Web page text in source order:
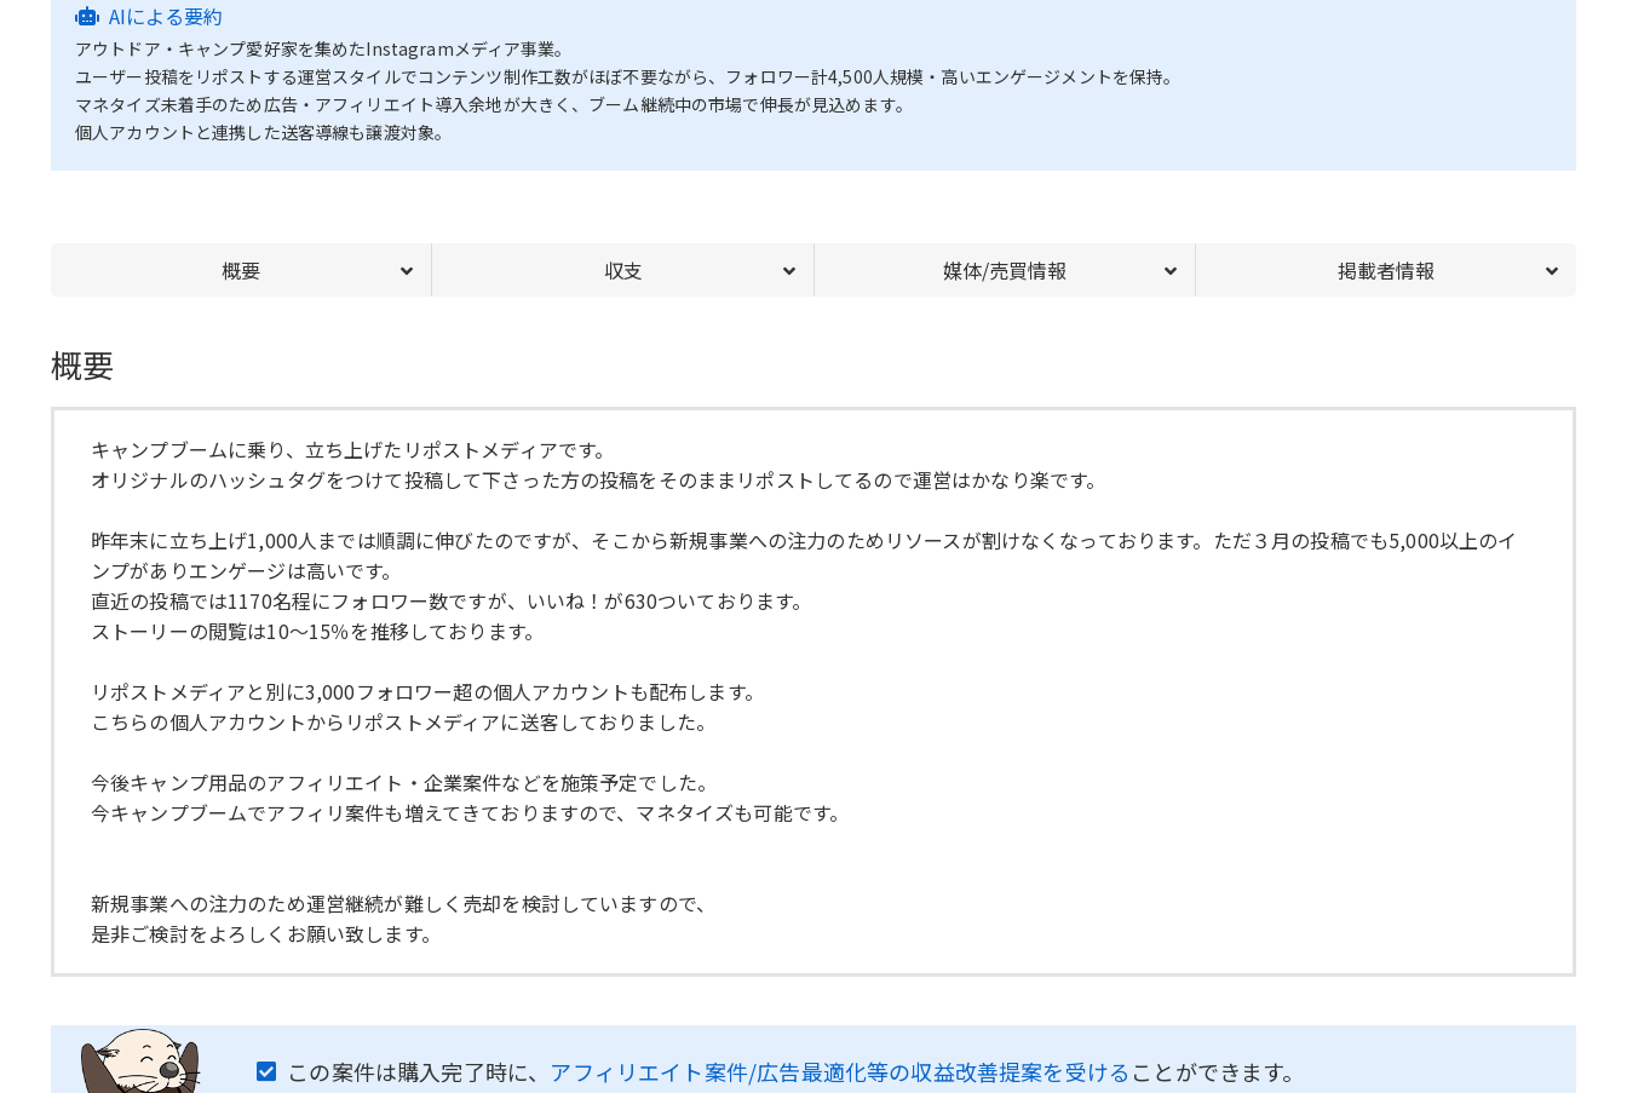
AIによる要約
アウトドア・キャンプ愛好家を集めたInstagramメディア事業。
ユーザー投稿をリポストする運営スタイルでコンテンツ制作工数がほぼ不要ながら、フォロワー計4,500人規模・高いエンゲージメントを保持。
マネタイズ未着手のため広告・アフィリエイト導入余地が大きく、ブーム継続中の市場で伸長が見込めます。
個人アカウントと連携した送客導線も譲渡対象。
概要 収支 媒体/売買情報 掲載者情報
概要
キャンプブームに乗り、立ち上げたリポストメディアです。
オリジナルのハッシュタグをつけて投稿して下さった方の投稿をそのままリポストしてるので運営はかなり楽です。
昨年末に立ち上げ1,000人までは順調に伸びたのですが、そこから新規事業への注力のためリソースが割けなくなっております。ただ３月の投稿でも5,000以上のイ
ンプがありエンゲージは高いです。
直近の投稿では1170名程にフォロワー数ですが、いいね！が630ついております。
ストーリーの閲覧は10～15％を推移しております。
リポストメディアと別に3,000フォロワー超の個人アカウントも配布します。
こちらの個人アカウントからリポストメディアに送客しておりました。
今後キャンプ用品のアフィリエイト・企業案件などを施策予定でした。
今キャンプブームでアフィリ案件も増えてきておりますので、マネタイズも可能です。
新規事業への注力のため運営継続が難しく売却を検討していますので、
是非ご検討をよろしくお願い致します。
この案件は購入完了時に、 アフィリエイト案件/広告最適化等の収益改善提案を受ける ことができます。